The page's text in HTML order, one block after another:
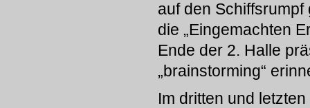
auf den
die „Eingemachten
Ende der 2. Halle
„brainstorming“
Im dritten und